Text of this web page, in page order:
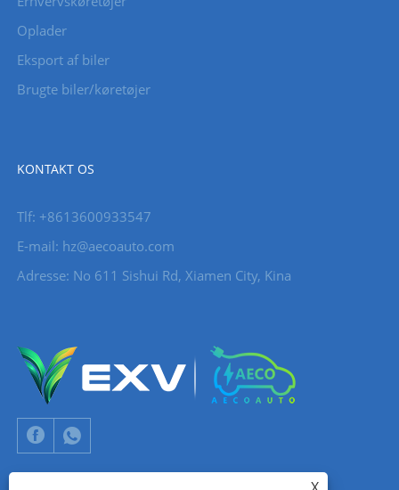
Oplader
Eksport af biler
Brugte biler/køretøjer
KONTAKT OS
Tlf: +8613600933547
E-mail: hz@aecoauto.com
Adresse: No 611 Sishui Rd, Xiamen City, Kina